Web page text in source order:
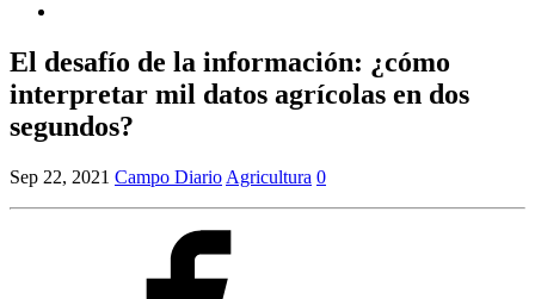
El desafío de la información: ¿cómo
interpretar mil datos agrícolas en dos
segundos?
Sep 22, 2021 Campo Diario Agricultura 0